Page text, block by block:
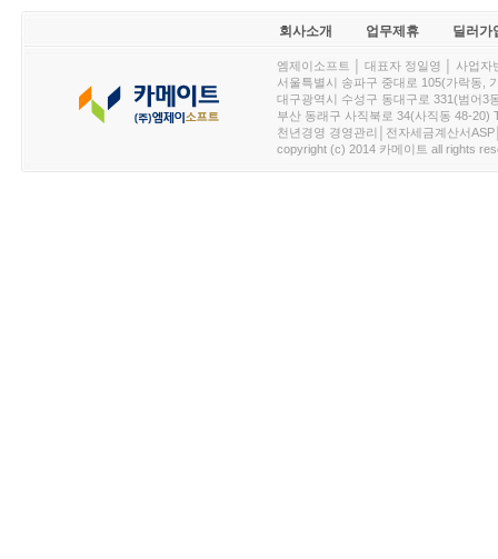
회사소개 업무제휴 딜러가
엠제이소프트 │ 대표자 정일영 │ 사업
서울특별시 송파구 중대로 105(가락동,
대구광역시 수성구 동대구로 331(범어3
부산 동래구 사직북로 34(사직동 48-20)
천년경영 경영관리│전자세금계산서
copyright (c) 2014 카메이트 all rights